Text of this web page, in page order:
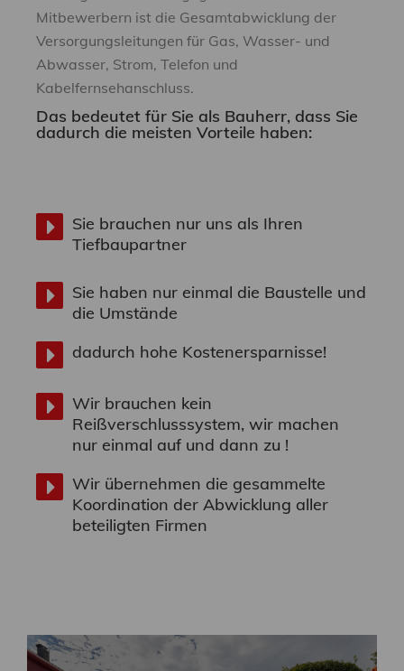
Mitbewerbern ist die Gesamtabwicklung der
Versorgungsleitungen für Gas, Wasser- und
Abwasser, Strom, Telefon und
Kabelfernsehanschluss.
Das bedeutet für Sie als Bauherr, dass Sie
dadurch die meisten Vorteile haben:
Sie brauchen nur uns als Ihren
Tiefbaupartner
Sie haben nur einmal die Baustelle und
die Umstände
dadurch hohe Kostenersparnisse!
Wir brauchen kein
Reißverschlusssystem, wir machen
nur einmal auf und dann zu !
Wir übernehmen die gesammelte
Koordination der Abwicklung aller
beteiligten Firmen